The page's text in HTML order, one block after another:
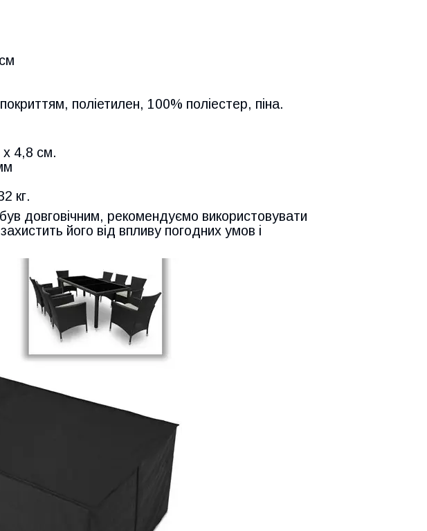
поліетилен, 100% поліестер, піна.
х 4,8 см.
кг.
довговічним, рекомендуємо використовувати
його від впливу погодних умов і